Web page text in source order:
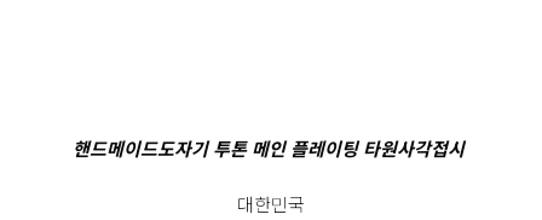
핸드메이드도자기 투톤 메인 플레이팅 타원사각접시
대한민국